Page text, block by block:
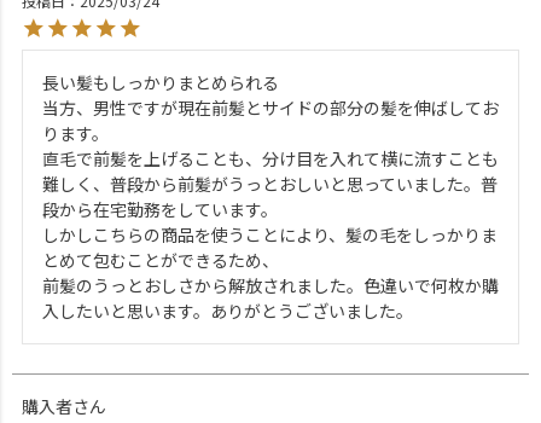
長い髪もしっかりまとめられる
当方、男性ですが現在前髪とサイドの部分の髪を伸ばしてお
ります。
直毛で前髪を上げることも、分け目を入れて横に流すことも
難しく、普段から前髪がうっとおしいと思っていました。普
段から在宅勤務をしています。
しかしこちらの商品を使うことにより、髪の毛をしっかりま
とめて包むことができるため、
前髪のうっとおしさから解放されました。色違いで何枚か購
入したいと思います。ありがとうございました。
購入者